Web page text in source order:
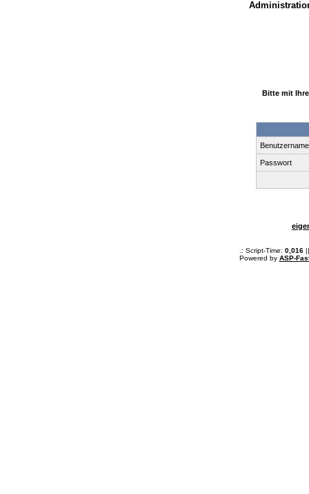
Bitte mit
Passwort
.: Script-Time: 0,016||
Powered by ASP-